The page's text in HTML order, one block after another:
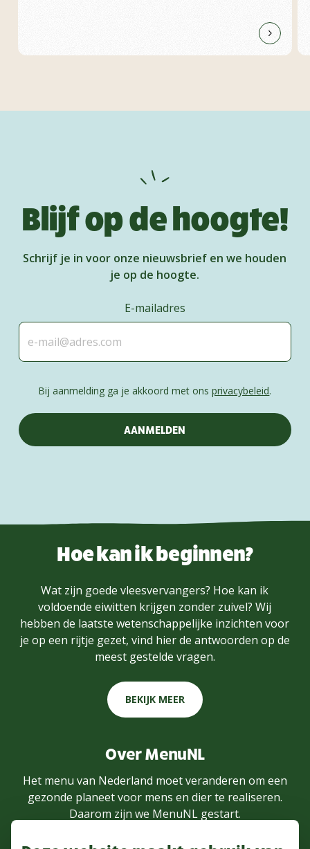
Blijf op de hoogte!
Schrijf je in voor onze nieuwsbrief en we houden
je op de hoogte.
E-mailadres
Bij aanmelding ga je akkoord met onsprivacybeleid.
Hoe kan ik beginnen?
Wat zijn goede vleesvervangers? Hoe kan ik
voldoende eiwitten krijgen zonder zuivel? Wij
hebben de laatste wetenschappelijke inzichten voor
je op een rijtje gezet, vind hier de antwoorden op de
meest gestelde vragen.
BEKIJK MEER
Over MenuNL
Het menu van Nederland moet veranderen om een
gezonde planeet voor mens en dier te realiseren.
Daarom zijn we MenuNL gestart.